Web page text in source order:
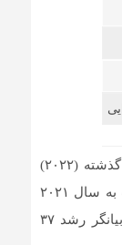
بر اساس آمار منتشر شده، ایران در سال گذشته (۲۰۲۲)
۵۴ میلیارد دلار درآمد نفتی داشته که نسبت به سال ۲۰۲۱
میلادی، ۱۷ میلیارد دلار افزایش داشته که بیانگر رشد ۳۷